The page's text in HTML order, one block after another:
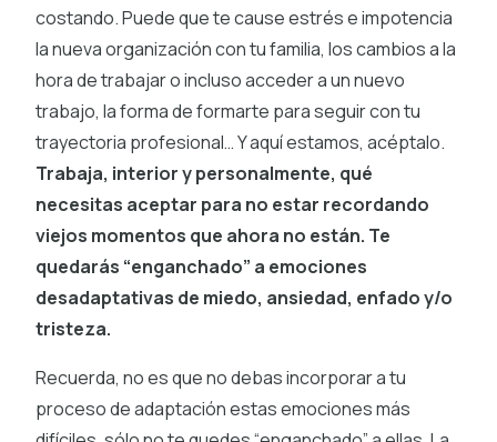
costando. Puede que te cause estrés e impotencia
la nueva organización con tu familia, los cambios a la
hora de trabajar o incluso acceder a un nuevo
trabajo, la forma de formarte para seguir con tu
trayectoria profesional… Y aquí estamos, acéptalo.
Trabaja, interior y personalmente, qué
necesitas aceptar para no estar recordando
viejos momentos que ahora no están. Te
quedarás “enganchado” a emociones
desadaptativas de miedo, ansiedad, enfado y/o
tristeza.
Recuerda, no es que no debas incorporar a tu
proceso de adaptación estas emociones más